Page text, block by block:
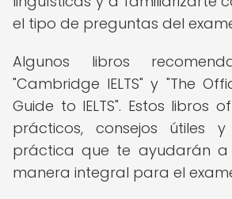
el tipo de preguntas del
Algunos libros
"Cambridge IELTS" y "The
Guide to IELTS". Estos libros
prácticos, consejos útiles
práctica que te ayudarán
manera integral para el